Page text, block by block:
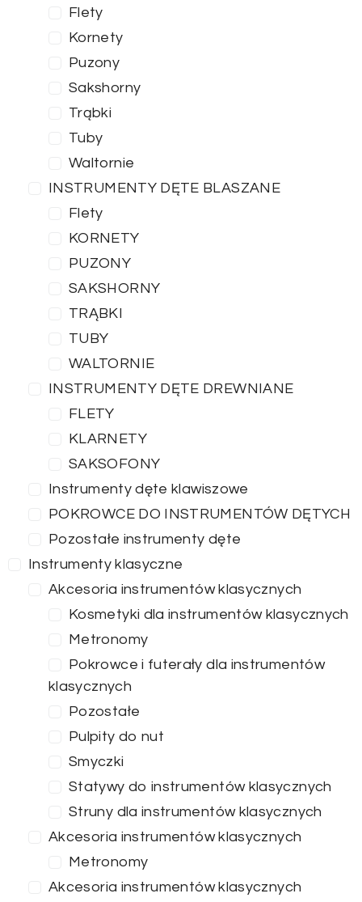
Flety
Kornety
Puzony
Sakshorny
Trąbki
Tuby
Waltornie
INSTRUMENTY DĘTE BLASZANE
Flety
KORNETY
PUZONY
SAKSHORNY
TRĄBKI
TUBY
WALTORNIE
INSTRUMENTY DĘTE DREWNIANE
FLETY
KLARNETY
SAKSOFONY
Instrumenty dęte klawiszowe
POKROWCE DO INSTRUMENTÓW DĘTYCH
Pozostałe instrumenty dęte
Instrumenty klasyczne
Akcesoria instrumentów klasycznych
Kosmetyki dla instrumentów klasycznych
Metronomy
Pokrowce i futerały dla instrumentów
klasycznych
Pozostałe
Pulpity do nut
Smyczki
Statywy do instrumentów klasycznych
Struny dla instrumentów klasycznych
Akcesoria instrumentów klasycznych
Metronomy
Akcesoria instrumentów klasycznych